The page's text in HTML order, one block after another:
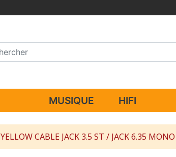
MUSIQUE HIFI
YELLOW CABLE JACK 3.5 ST / JACK 6.35